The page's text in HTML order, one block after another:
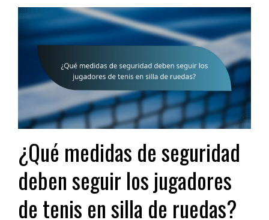
¿Qué medidas de seguridad
deben seguir los jugadores
de tenis en silla de ruedas?